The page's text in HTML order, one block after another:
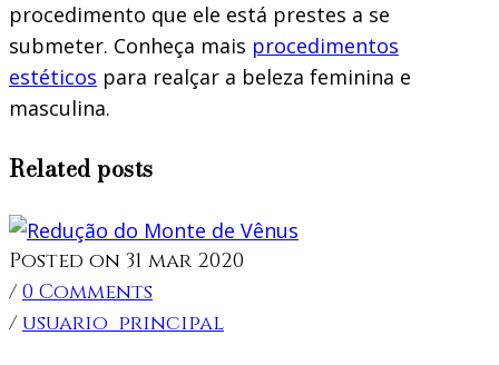
procedimento que ele está prestes a se
submeter. Conheça mais procedimentos
estéticos para realçar a beleza feminina e
masculina.
Related posts
Posted on 31 mar 2020
/ 0 Comments
/ usuario_principal